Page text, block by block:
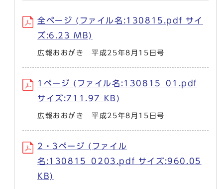
全ページ (ファイル名:130815.pdf サイ
ズ:6.23 MB)
広報おおがき 平成25年8月15日号
1ページ (ファイル名:130815_01.pdf
サイズ:711.97 KB)
広報おおがき 平成25年8月15日号
2・3ページ (ファイル
名:130815_0203.pdf サイズ:960.05
KB)